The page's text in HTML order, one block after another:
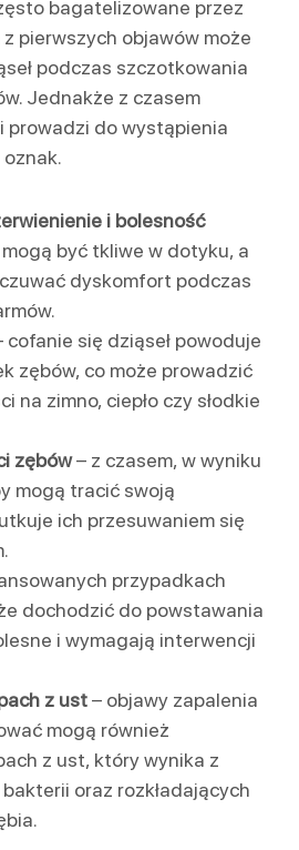
bagatelizowane przez
z pierwszych objawów może
podczas szczotkowania
Jednakże z czasem
prowadzi do wystąpienia
oznak.
i bolesność
mogą być tkliwe w dotyku, a
dyskomfort podczas
cofanie się dziąseł powoduje
zębów, co może prowadzić
na zimno, ciepło czy słodkie
zębów– z czasem, w wyniku
mogą tracić swoją
ich przesuwaniem się
przypadkach
dochodzić do powstawania
i wymagają interwencji
z ust– objawy zapalenia
mogą również
z ust, który wynika z
oraz rozkładających